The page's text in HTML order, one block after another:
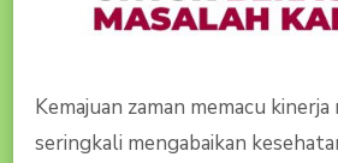
Kemajuan zaman memacu kinerja
seringkali mengabaikan